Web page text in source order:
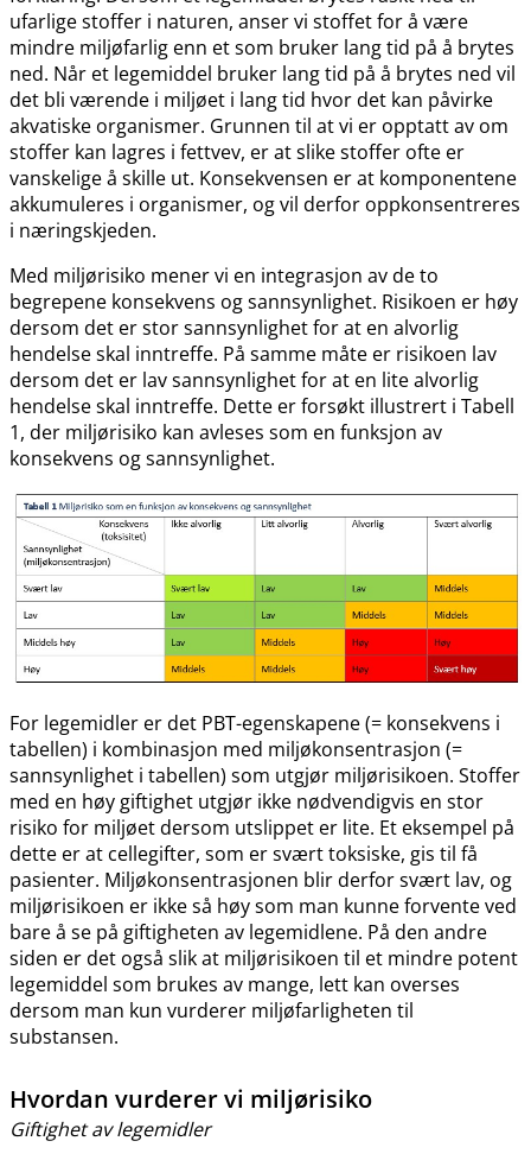
ufarlige stoffer i naturen, anser vi stoffet for å være
mindre miljøfarlig enn et som bruker lang tid på å brytes
ned. Når et legemiddel bruker lang tid på å brytes ned vil
det bli værende i miljøet i lang tid hvor det kan påvirke
akvatiske organismer. Grunnen til at vi er opptatt av om
stoffer kan lagres i fettvev, er at slike stoffer ofte er
vanskelige å skille ut. Konsekvensen er at komponentene
akkumuleres i organismer, og vil derfor oppkonsentreres
i næringskjeden.
Med miljørisiko mener vi en integrasjon av de to
begrepene konsekvens og sannsynlighet. Risikoen er høy
dersom det er stor sannsynlighet for at en alvorlig
hendelse skal inntreffe. På samme måte er risikoen lav
dersom det er lav sannsynlighet for at en lite alvorlig
hendelse skal inntreffe. Dette er forsøkt illustrert i Tabell
1, der miljørisiko kan avleses som en funksjon av
konsekvens og sannsynlighet.
For legemidler er det PBT-egenskapene (= konsekvens i
tabellen) i kombinasjon med miljøkonsentrasjon (=
sannsynlighet i tabellen) som utgjør miljørisikoen. Stoffer
med en høy giftighet utgjør ikke nødvendigvis en stor
risiko for miljøet dersom utslippet er lite. Et eksempel på
dette er at cellegifter, som er svært toksiske, gis til få
pasienter. Miljøkonsentrasjonen blir derfor svært lav, og
miljørisikoen er ikke så høy som man kunne forvente ved
bare å se på giftigheten av legemidlene. På den andre
siden er det også slik at miljørisikoen til et mindre potent
legemiddel som brukes av mange, lett kan overses
dersom man kun vurderer miljøfarligheten til
substansen.
Hvordan vurderer vi miljørisiko
Giftighet av legemidler